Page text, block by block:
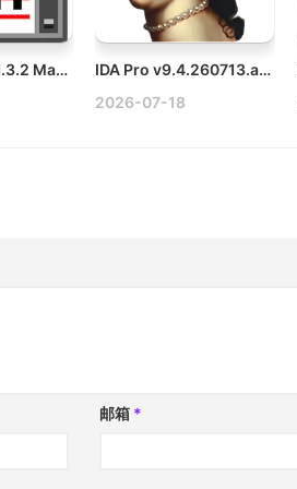
Bitty Engine v1.3.2 Mac轻量级游戏引擎开发工具
IDA Pro v9.4.260713.a97520e5 Mac反汇编工具破解版
2026-07-18
邮箱 *